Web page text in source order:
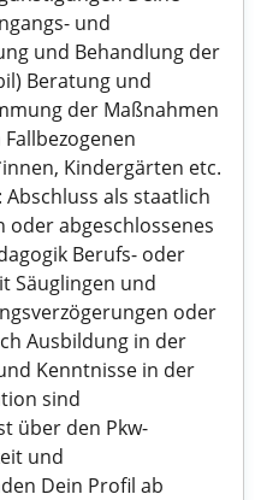
und
und Behandlung der
Beratung und
der Maßnahmen
Kindergärten etc.
als staatlich
abgeschlossenes
Berufs- oder
Säuglingen und
oder
Ausbildung in der
Kenntnisse in der
sind
über den Pkw-
und
Dein Profil ab